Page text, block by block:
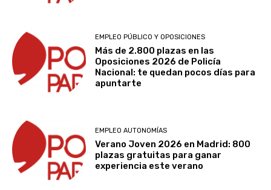
EMPLEO PÚBLICO Y OPOSICIONES
Más de 2.800 plazas en las
Oposiciones 2026 de Policía
Nacional: te quedan pocos días para
apuntarte
EMPLEO AUTONOMÍAS
Verano Joven 2026 en Madrid: 800
plazas gratuitas para ganar
experiencia este verano